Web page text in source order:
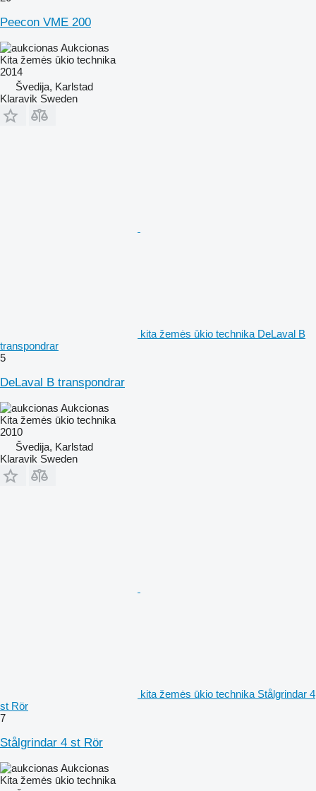
Peecon VME 200
Aukcionas
Kita žemės ūkio technika
2014
Švedija, Karlstad
Klaravik Sweden
kita žemės ūkio technika DeLaval B
transpondrar
5
DeLaval B transpondrar
Aukcionas
Kita žemės ūkio technika
2010
Švedija, Karlstad
Klaravik Sweden
kita žemės ūkio technika Stålgrindar 4
st Rör
7
Stålgrindar 4 st Rör
Aukcionas
Kita žemės ūkio technika